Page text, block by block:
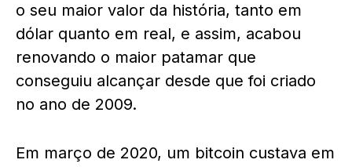
o seu maior valor da história, tanto em
dólar quanto em real, e assim, acabou
renovando o maior patamar que
conseguiu alcançar desde que foi criado
no ano de 2009.
Em março de 2020, um bitcoin custava em